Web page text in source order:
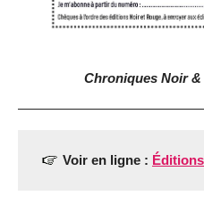
Chroniques Noir &
Voir en ligne :